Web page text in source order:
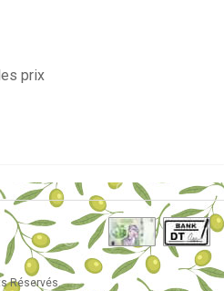
prix
Réservés.